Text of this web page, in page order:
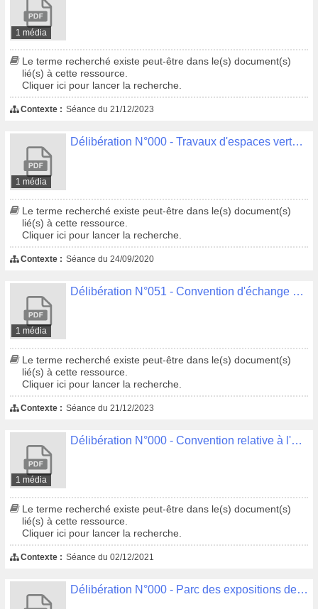
1 média
Le terme recherché existe peut-être dans le(s) document(s)
lié(s) à cette ressource.
Cliquer ici pour lancer la recherche.
Contexte : Séance du 21/12/2023
1 média
Délibération N°000 - Travaux d'espaces verts communaux, communautaires et Sivalodet, uniquement pour ses travaux liés aux systèmes d'endiguement - Constitution d'un groupement de commandes
Le terme recherché existe peut-être dans le(s) document(s)
lié(s) à cette ressource.
Cliquer ici pour lancer la recherche.
Contexte : Séance du 24/09/2020
1 média
Délibération N°051 - Convention d'échange d'eau potable entre Douarnenez Communauté et Quimper Bretagne occidentale en liaison avec le contrat de concession de la Saur
Le terme recherché existe peut-être dans le(s) document(s)
lié(s) à cette ressource.
Cliquer ici pour lancer la recherche.
Contexte : Séance du 21/12/2023
1 média
Délibération N°000 - Convention relative à l'étude de diagnostic de l'assainissement et au schéma directeur du développement du bassin versant du Quinquis
Le terme recherché existe peut-être dans le(s) document(s)
lié(s) à cette ressource.
Cliquer ici pour lancer la recherche.
Contexte : Séance du 02/12/2021
Délibération N°000 - Parc des expositions de Quimper Cornouaille et Centre des Congrès du Chapeau Rouge Rapport annuel du délégataire 2019